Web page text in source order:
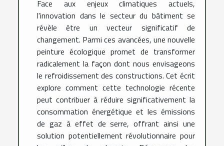
Face aux enjeux climatiques actuels,
l'innovation dans le secteur du bâtiment se
révèle être un vecteur significatif de
changement. Parmi ces avancées, une nouvelle
peinture écologique promet de transformer
radicalement la façon dont nous envisageons
le refroidissement des constructions. Cet écrit
explore comment cette technologie récente
peut contribuer à réduire significativement la
consommation énergétique et les émissions
de gaz à effet de serre, offrant ainsi une
solution potentiellement révolutionnaire pour